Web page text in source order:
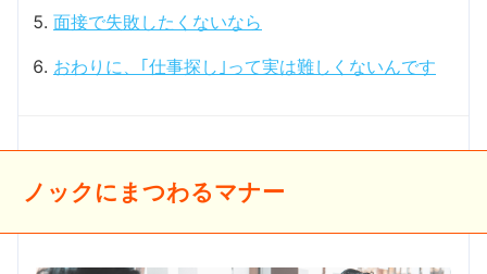
面接で失敗したくないなら
おわりに、｢仕事探し｣って実は難しくないんです
ノックにまつわるマナー